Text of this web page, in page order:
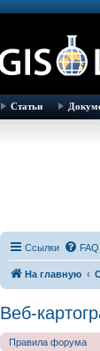
Статьи
Ссылки FAQ
На главную
Веб-
Правила форума